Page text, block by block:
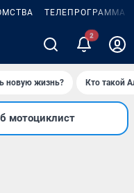
ТЕЛЕПРОГРАММА
2
новую жизнь? Кто такой
мотоциклист